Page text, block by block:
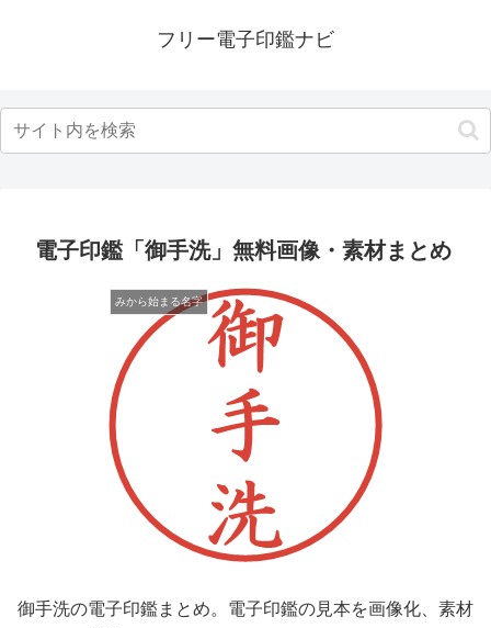
フリー電子印鑑ナビ
電子印鑑「御手洗」無料画像・素材まとめ
みから始まる名字
御手洗の電子印鑑まとめ。電子印鑑の見本を画像化、素材